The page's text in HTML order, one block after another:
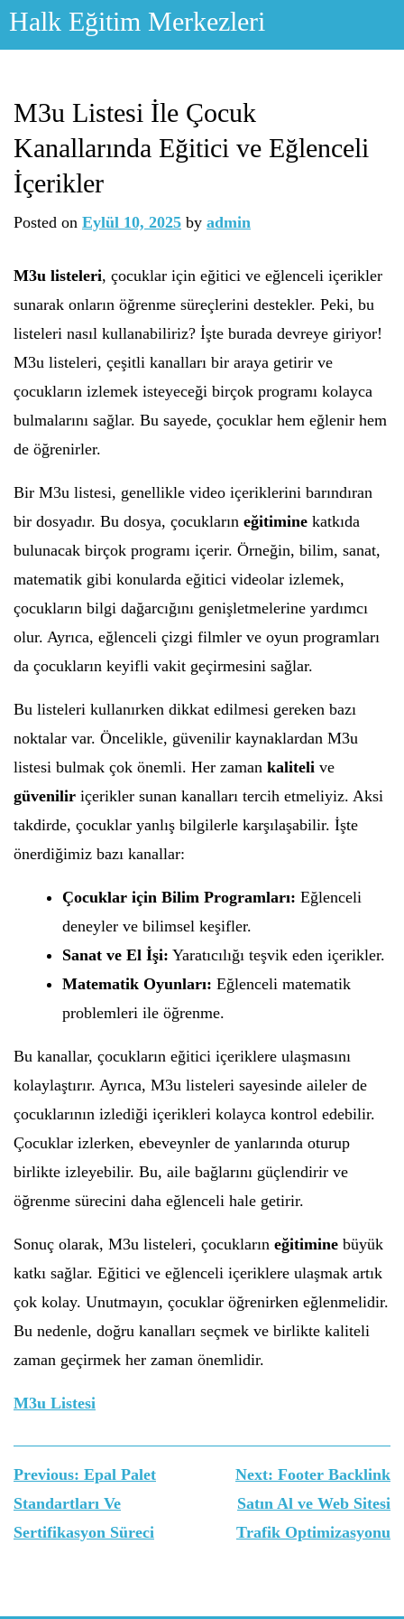
Skip
Halk Eğitim Merkezleri
M3u Listesi İle Çocuk
Kanallarında Eğitici ve Eğlenceli
İçerikler
Posted on Eylül 10, 2025 by admin
M3u listeleri, çocuklar için eğitici ve eğlenceli içerikler
sunarak onların öğrenme süreçlerini destekler. Peki, bu
listeleri nasıl kullanabiliriz? İşte burada devreye giriyor!
M3u listeleri, çeşitli kanalları bir araya getirir ve
çocukların izlemek isteyeceği birçok programı kolayca
bulmalarını sağlar. Bu sayede, çocuklar hem eğlenir hem
de öğrenirler.
Bir M3u listesi, genellikle video içeriklerini barındıran
bir dosyadır. Bu dosya, çocukların eğitimine katkıda
bulunacak birçok programı içerir. Örneğin, bilim, sanat,
matematik gibi konularda eğitici videolar izlemek,
çocukların bilgi dağarcığını genişletmelerine yardımcı
olur. Ayrıca, eğlenceli çizgi filmler ve oyun programları
da çocukların keyifli vakit geçirmesini sağlar.
Bu listeleri kullanırken dikkat edilmesi gereken bazı
noktalar var. Öncelikle, güvenilir kaynaklardan M3u
listesi bulmak çok önemli. Her zaman kaliteli ve
güvenilir içerikler sunan kanalları tercih etmeliyiz. Aksi
takdirde, çocuklar yanlış bilgilerle karşılaşabilir. İşte
önerdiğimiz bazı kanallar:
Çocuklar için Bilim Programları: Eğlenceli
deneyler ve bilimsel keşifler.
Sanat ve El İşi: Yaratıcılığı teşvik eden içerikler.
Matematik Oyunları: Eğlenceli matematik
problemleri ile öğrenme.
Bu kanallar, çocukların eğitici içeriklere ulaşmasını
kolaylaştırır. Ayrıca, M3u listeleri sayesinde aileler de
çocuklarının izlediği içerikleri kolayca kontrol edebilir.
Çocuklar izlerken, ebeveynler de yanlarında oturup
birlikte izleyebilir. Bu, aile bağlarını güçlendirir ve
öğrenme sürecini daha eğlenceli hale getirir.
Sonuç olarak, M3u listeleri, çocukların eğitimine büyük
katkı sağlar. Eğitici ve eğlenceli içeriklere ulaşmak artık
çok kolay. Unutmayın, çocuklar öğrenirken eğlenmelidir.
Bu nedenle, doğru kanalları seçmek ve birlikte kaliteli
zaman geçirmek her zaman önemlidir.
M3u Listesi
Yazı
gezinmesi
Previous: Epal Palet
Standartları Ve
Sertifikasyon Süreci
Next: Footer Backlink
Satın Al ve Web Sitesi
Trafik Optimizasyonu